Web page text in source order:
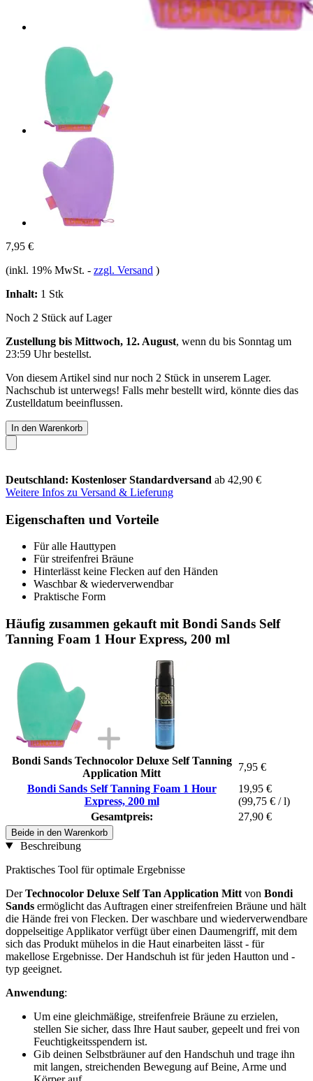
7,95 €
(inkl. 19% MwSt. - zzgl. Versand )
Inhalt: 1 Stk
Noch 2 Stück auf Lager
Zustellung bis Mittwoch, 12. August, wenn du bis Sonntag um
23:59 Uhrbestellst.
Von diesem Artikel sind nur noch 2 Stück in unserem Lager.
Nachschub ist unterwegs! Falls mehr bestellt wird, könnte dies das
Zustelldatum beeinflussen.
In den Warenkorb
Deutschland: Kostenloser Standardversand ab 42,90 €
Weitere Infos zu Versand & Lieferung
Eigenschaften und Vorteile
Für alle Hauttypen
Für streifenfrei Bräune
Hinterlässt keine Flecken auf den Händen
Waschbar & wiederverwendbar
Praktische Form
Häufig zusammen gekauft mit Bondi Sands Self
Tanning Foam 1 Hour Express, 200 ml
Bondi Sands Technocolor Deluxe Self Tanning
Application Mitt
7,95 €
Bondi Sands Self Tanning Foam 1 Hour
Express, 200 ml
19,95 €
(99,75 € / l)
Gesamtpreis:
27,90 €
Beide in den Warenkorb
Beschreibung
Praktisches Tool für optimale Ergebnisse
DerTechnocolor Deluxe Self Tan Application Mitt von Bondi
Sands ermöglicht das Auftragen einer streifenfreien Bräune und hält
die Hände frei von Flecken. Der waschbare und wiederverwendbare
doppelseitige Applikator verfügt über einen Daumengriff, mit dem
sich das Produkt mühelos in die Haut einarbeiten lässt - für
makellose Ergebnisse. Der Handschuh ist für jeden Hautton und -
typ geeignet.
Anwendung:
Um eine gleichmäßige, streifenfreie Bräune zu erzielen,
stellen Sie sicher, dass Ihre Haut sauber, gepeelt und frei von
Feuchtigkeitsspendern ist.
Gib deinen Selbstbräuner auf den Handschuh und trage ihn
mit langen, streichenden Bewegung auf Beine, Arme und